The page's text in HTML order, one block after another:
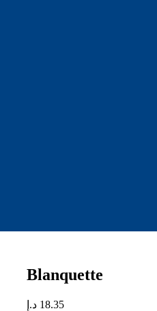
Blanquette
18.35 د.إ